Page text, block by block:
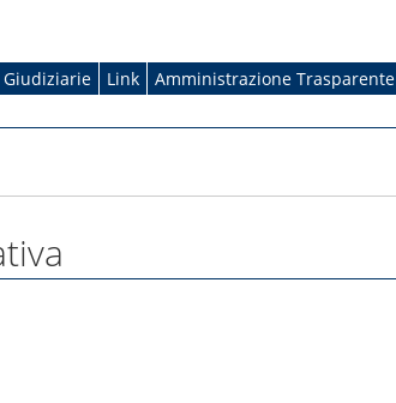
Link
Amministrazione Trasparente